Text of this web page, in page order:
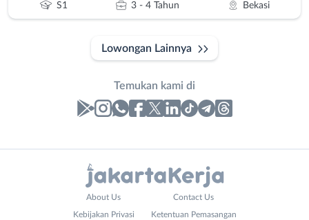
S1 3 - 4 Tahun Bekasi
Lowongan Lainnya
Temukan kami di
About Us Contact Us
Kebijakan Privasi Ketentuan Pemasangan